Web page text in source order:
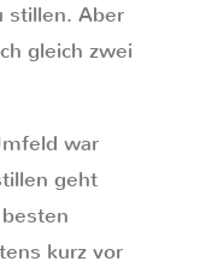
stillen. Aber
gleich zwei
war
geht
kurz vor